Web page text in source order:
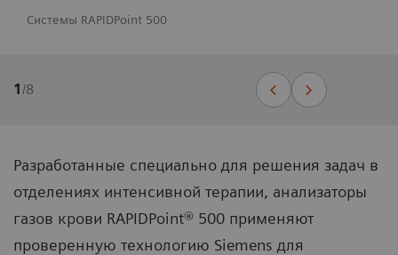
Системы RAPIDPoint 500
1/8
Разработанные специально для решения задач в
отделениях интенсивной терапии, анализаторы
газов крови RAPIDPoint® 500 применяют
проверенную технологию Siemens для